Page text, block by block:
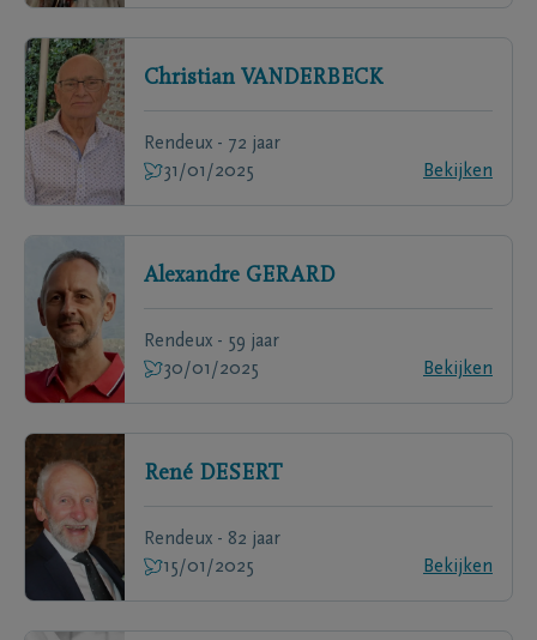
Christian VANDERBECK
Rendeux - 72 jaar
31/01/2025
Bekijken
Alexandre GERARD
Rendeux - 59 jaar
30/01/2025
Bekijken
René DESERT
Rendeux - 82 jaar
15/01/2025
Bekijken